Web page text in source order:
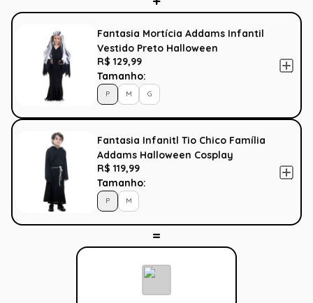
Fantasia Mortícia Addams Infantil
Vestido Preto Halloween
R$ 129,99
Tamanho:
P M G
Fantasia Infanitl Tio Chico Família
Addams Halloween Cosplay
R$ 119,99
Tamanho:
P M